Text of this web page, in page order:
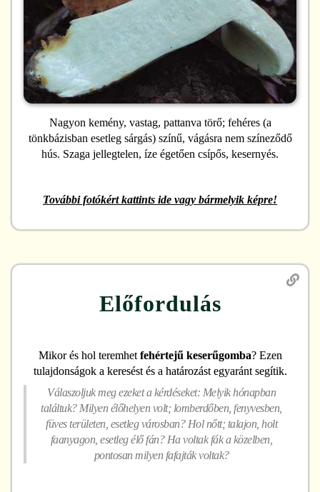
Nagyon kemény, vastag, pattanva törő; fehéres (a
tönkbázisban esetleg sárgás) színű, vágásra nem színeződő
hús. Szaga jellegtelen, íze égetően csípős, kesernyés.
További fotókért kattints ide vagy bármelyik képre!
Előfordulás
Mikor és hol teremhet fehértejű keserűgomba? Ezen
tulajdonságok a keresést és a határozást egyaránt segítik.
Válaszoljuk meg ezeket a kérdéseket: Melyik hónapban
találtuk? Milyen élőhelyen volt; lomberdőben, fenyvesben,
füves területen, esetleg városban? Hol nőtt; talajon, holt
faanyagon, esetleg élő fán? Ha voltak fák a közelben,
pontosan milyen fafajták voltak?